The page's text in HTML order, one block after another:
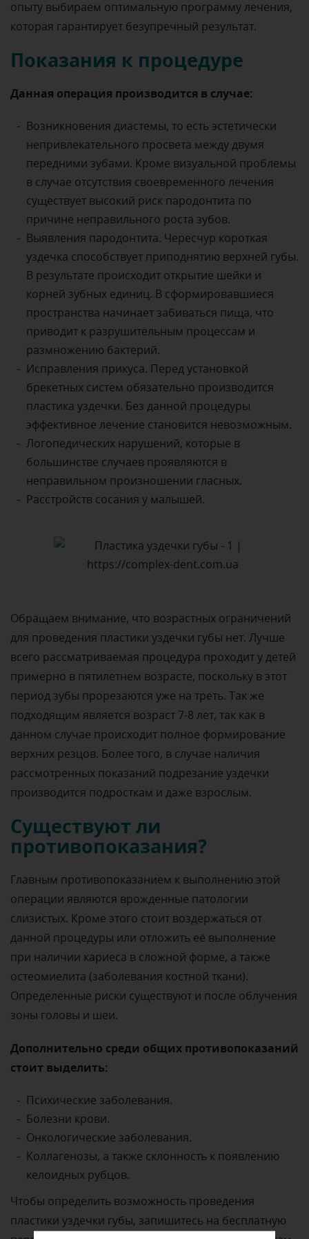
опыту выбираем оптимальную программу лечения,
которая гарантирует безупречный результат.
Показания к процедуре
Данная операция производится в случае:
Возникновения диастемы, то есть эстетически
непривлекательного просвета между двумя
передними зубами. Кроме визуальной проблемы
в случае отсутствия своевременного лечения
существует высокий риск пародонтита по
причине неправильного роста зубов.
Выявления пародонтита. Чересчур короткая
уздечка способствует приподнятию верхней губы.
В результате происходит открытие шейки и
корней зубных единиц. В сформировавшиеся
пространства начинает забиваться пища, что
приводит к разрушительным процессам и
размножению бактерий.
Исправления прикуса. Перед установкой
брекетных систем обязательно производится
пластика уздечки. Без данной процедуры
эффективное лечение становится невозможным.
Логопедических нарушений, которые в
большинстве случаев проявляются в
неправильном произношении гласных.
Расстройств сосания у малышей.
Обращаем внимание, что возрастных ограничений
для проведения пластики уздечки губы нет. Лучше
всего рассматриваемая процедура проходит у детей
примерно в пятилетнем возрасте, поскольку в этот
период зубы прорезаются уже на треть. Так же
подходящим является возраст 7-8 лет, так как в
данном случае происходит полное формирование
верхних резцов. Более того, в случае наличия
рассмотренных показаний подрезание уздечки
производится подросткам и даже взрослым.
Существуют ли
противопоказания?
Главным противопоказанием к выполнению этой
операции являются врожденные патологии
слизистых. Кроме этого стоит воздержаться от
данной процедуры или отложить её выполнение
при наличии кариеса в сложной форме, а также
остеомиелита (заболевания костной ткани).
Определенные риски существуют и после облучения
зоны головы и шеи.
Дополнительно среди общих противопоказаний
стоит выделить:
Психические заболевания.
Болезни крови.
Онкологические заболевания.
Коллагенозы, а также склонность к появлению
келоидных рубцов.
Чтобы определить возможность проведения
пластики уздечки губы, запишитесь на бесплатную